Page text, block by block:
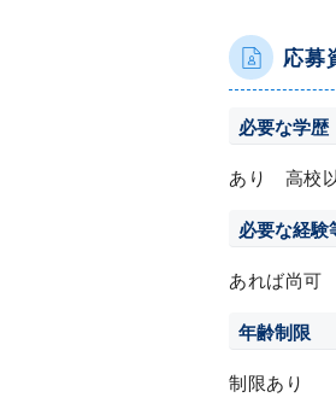
応募
必要な学歴
あり 高校
必要な経験
あれば尚可
年齢制限
制限あり